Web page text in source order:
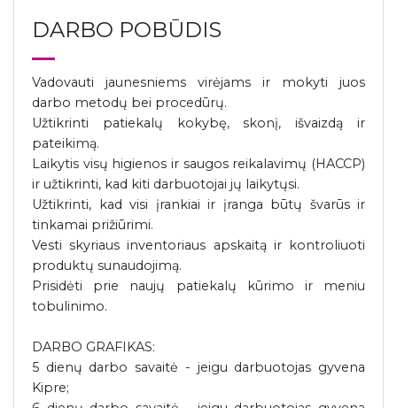
DARBO POBŪDIS
Vadovauti jaunesniems virėjams ir mokyti juos
darbo metodų bei procedūrų.
Užtikrinti patiekalų kokybę, skonį, išvaizdą ir
pateikimą.
Laikytis visų higienos ir saugos reikalavimų (HACCP)
ir užtikrinti, kad kiti darbuotojai jų laikytųsi.
Užtikrinti, kad visi įrankiai ir įranga būtų švarūs ir
tinkamai prižiūrimi.
Vesti skyriaus inventoriaus apskaitą ir kontroliuoti
produktų sunaudojimą.
Prisidėti prie naujų patiekalų kūrimo ir meniu
tobulinimo.
DARBO GRAFIKAS:
5 dienų darbo savaitė - jeigu darbuotojas gyvena
Kipre;